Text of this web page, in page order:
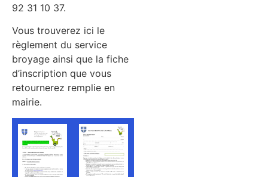
92 31 10 37.
Vous trouverez ici le
règlement du service
broyage ainsi que la fiche
d’inscription que vous
retournerez remplie en
mairie.